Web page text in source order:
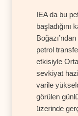
IEA da bu
petrol
etkisiyle
sevkiyat
varile
görülen
üzerinde